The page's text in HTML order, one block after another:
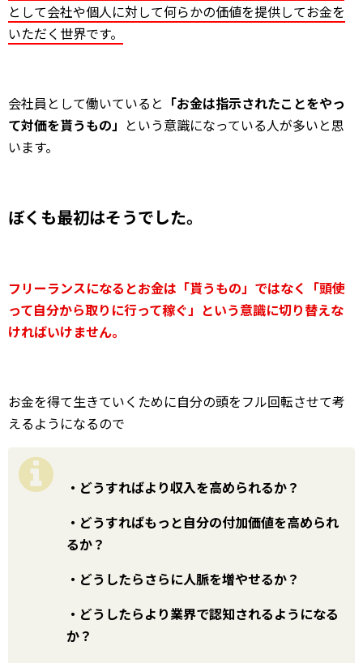
として会社や個人に対して何らかの価値を提供してお金を
いただく世界です。
会社員として働いていると 「お金は指示されたことをやっ
て対価を貰うもの」 という意識になっている人が多いと思
います。
ぼくも最初はそうでした。
フリーランスになるとお金は「貰うもの」ではなく 「頭使
って自分から取りに行って稼ぐ」という意識に切り替えな
ければいけません。
お金を得て生きていくために自分の頭をフル回転させて考
えるようになるので
・どうすればより収入を高められるか？
・どうすればもっと自分の付加価値を高められ
るか？
・どうしたらさらに人脈を増やせるか？
・どうしたらより業界で認知されるようになる
か？